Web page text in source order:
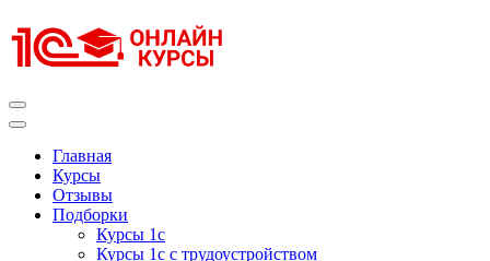
к
содержимому
Главная
Курсы
Отзывы
Подборки
Курсы 1с
Курсы 1с с трудоустройством